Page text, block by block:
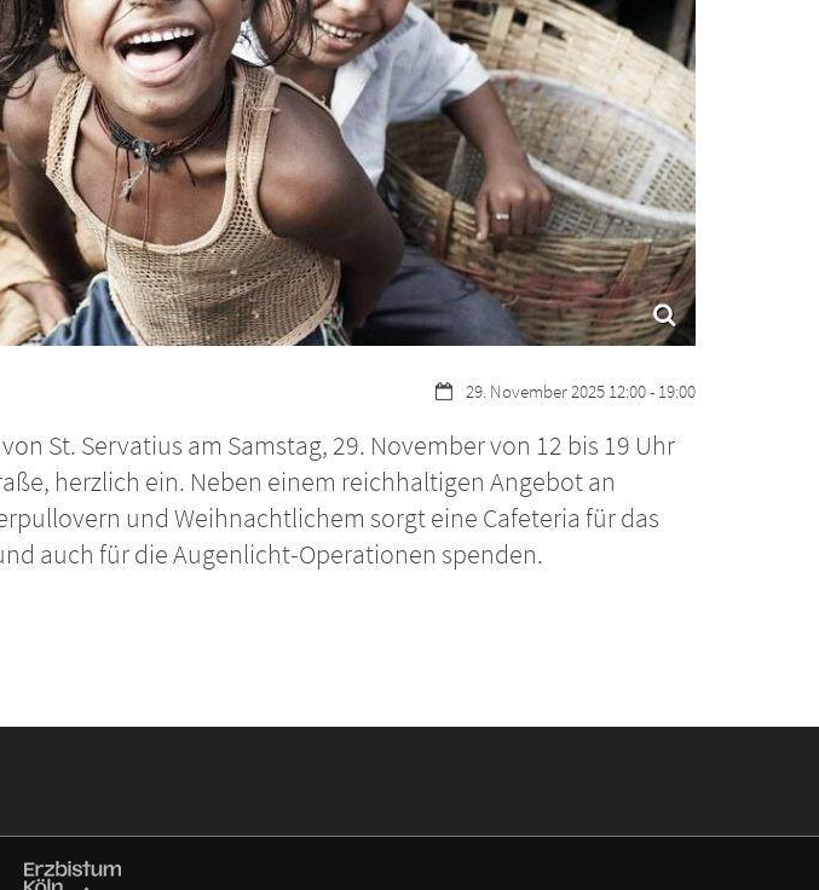
Datum:29. November 2025 12:00 - 19:00
St. Servatius am Samstag, 29. November von 12 bis 19 Uhr
herzlich ein. Neben einem reichhaltigen Angebot an
und Weihnachtlichem sorgt eine Cafeteria für das
auch für die Augenlicht-Operationen spenden.